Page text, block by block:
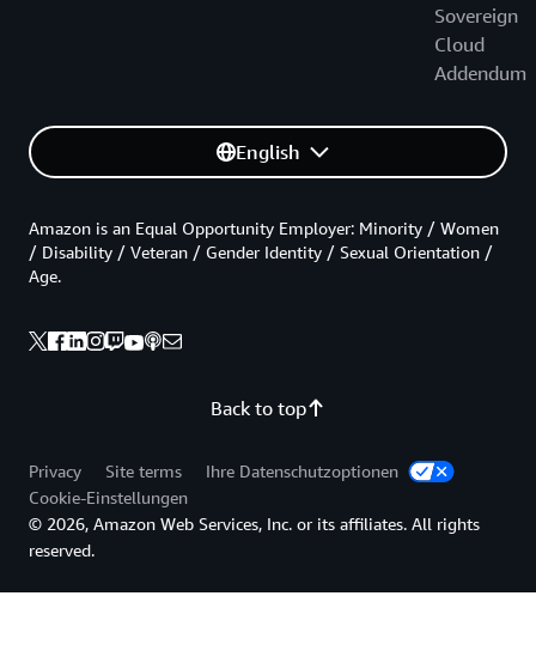
Sovereign
Cloud
Addendum
English
Back to top
Amazon is an Equal Opportunity Employer: Minority / Women
/ Disability / Veteran / Gender Identity / Sexual Orientation /
Age.
Privacy Site terms
Ihre Datenschutzoptionen
Cookie-Einstellungen
© 2026, Amazon Web Services, Inc. or its affiliates. All rights
reserved.